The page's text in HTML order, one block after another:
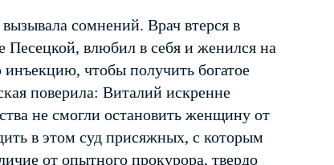
сомнений. Врач втерся в
Песецкой, влюбил в себя и женился на
чтобы получить богатое
поверила: Виталий искренне
не смогли остановить женщину от
в этом суд присяжных, с которым
от опытного прокурора, твердо